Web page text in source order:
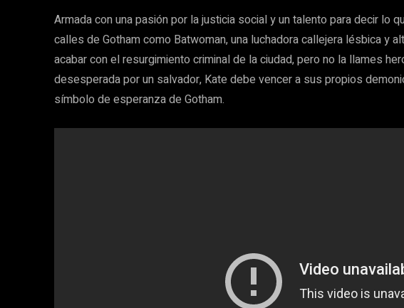
Armada con una pasión por la justicia social y un talento para decir lo
calles de Gotham como Batwoman, una luchadora callejera lésbica y
acabar con el resurgimiento criminal de la ciudad, pero no la llames
desesperada por un salvador, Kate debe vencer a sus propios
símbolo de esperanza de Gotham.